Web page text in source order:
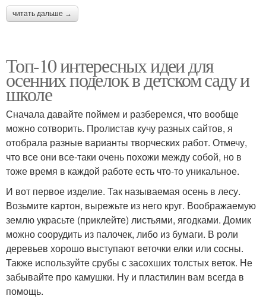
читать дальше →
Топ-10 интересных идеи для
осенних поделок в детском саду и
школе
Сначала давайте поймем и разберемся, что вообще
можно сотворить. Пролистав кучу разных сайтов, я
отобрала разные варианты творческих работ. Отмечу,
что все они все-таки очень похожи между собой, но в
тоже время в каждой работе есть что-то уникальное.
И вот первое изделие. Так называемая осень в лесу.
Возьмите картон, вырежьте из него круг. Воображаемую
землю украсьте (приклейте) листьями, ягодками. Домик
можно соорудить из палочек, либо из бумаги. В роли
деревьев хорошо выступают веточки елки или сосны.
Также используйте срубы с засохших толстых веток. Не
забывайте про камушки. Ну и пластилин вам всегда в
помощь.